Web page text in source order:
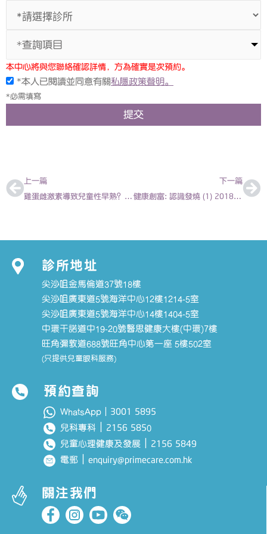
*查詢項目
本中心將與您聯絡確認詳情，方為確實是次預約。
*本人已閱讀並同意有關私隱政策聲明。
*必需填寫
提交
上一篇
雞蛋雌激素導致兒童性早熟？醫生：日食1、2隻毋須過份擔心 | 兒科醫生陳欣永
下一篇
健康創富: 認識發燒 (1) 2018-6-11 | 陳欣永醫生
診所地址
尖沙咀金馬倫道37號18樓
尖沙咀廣東道5號海洋中心12樓1214-5室
尖沙咀廣東道5號海洋中心14樓1404-5室
中環干諾道中19-20號醫思健康大樓(中環)7樓
旺角彌敦道688號旺角中心第一座 5樓502室
(只提供兒童眼科服務)
預約查詢
WhatsApp｜ 3001 5895
兒科專科 2156 5850
兒童心理健康及發展
2156 5849
電郵 ｜enquiry@primecare.com.hk
關注我們